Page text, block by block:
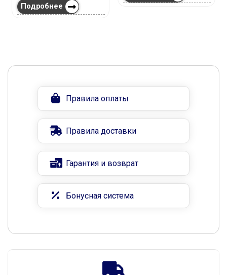
Подробнее
Правила оплаты
Правила доставки
Гарантия и возврат
Бонусная система